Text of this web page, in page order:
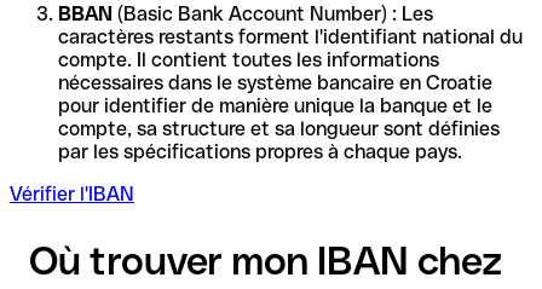
BBAN (Basic Bank Account Number) : Les
caractères restants forment l'identifiant national du
compte. Il contient toutes les informations
nécessaires dans le système bancaire en Croatie
pour identifier de manière unique la banque et le
compte, sa structure et sa longueur sont définies
par les spécifications propres à chaque pays.
Vérifier l'IBAN
Où trouver mon IBAN chez